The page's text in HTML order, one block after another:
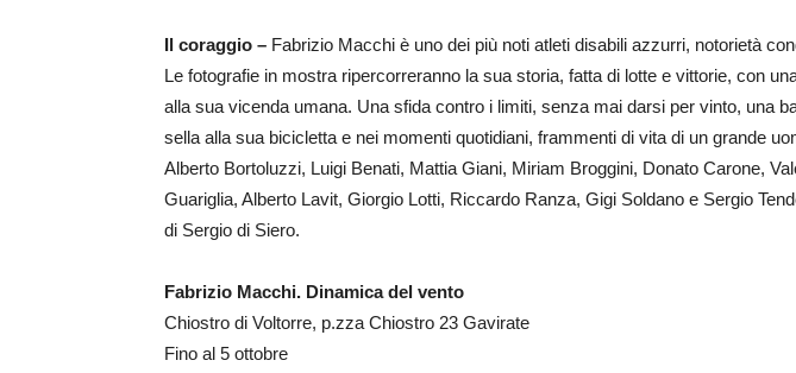
Il coraggio – Fabrizio Macchi è uno dei più noti atleti disabili azzurri, notorietà
Le fotografie in mostra ripercorreranno la sua storia, fatta di lotte e vittorie, con
alla sua vicenda umana. Una sfida contro i limiti, senza mai darsi per vinto, una
sella alla sua bicicletta e nei momenti quotidiani, frammenti di vita di un grande
Alberto Bortoluzzi, Luigi Benati, Mattia Giani, Miriam Broggini, Donato Carone,
Guariglia, Alberto Lavit, Giorgio Lotti, Riccardo Ranza, Gigi Soldano e Sergio
di Sergio di Siero.
Fabrizio Macchi. Dinamica del vento
Chiostro di Voltorre, p.zza Chiostro 23 Gavirate
Fino al 5 ottobre